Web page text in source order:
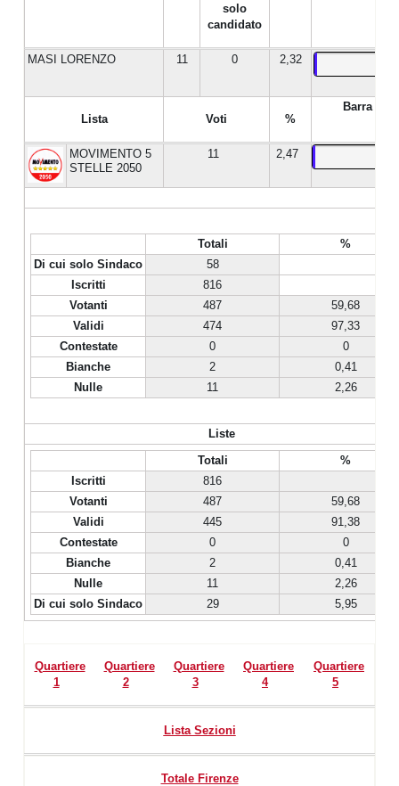
solo
candidato
MASI LORENZO 11 0 2,32
Lista Voti %
Barra %
MOVIMENTO 5
STELLE 2050
11 2,47
Totali
%
Di cui solo Sindaco
58
Iscritti
816
Votanti
487
59,68
Validi
474
97,33
Contestate
0
0
Bianche
2
0,41
Nulle
11 2,26
Liste
Totali
%
Iscritti
816
Votanti
487
59,68
Validi
445
91,38
Contestate
0
0
Bianche
2
0,41
Nulle
11
2,26
Di cui solo Sindaco
29 5,95
Quartiere
1
Quartiere
2
Quartiere
3
Quartiere
4
Quartiere
5
Lista Sezioni
Totale Firenze